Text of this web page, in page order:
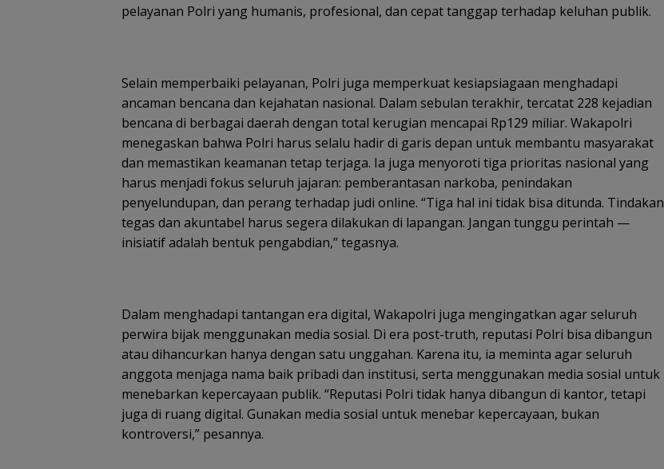
pelayanan Polri yang humanis, profesional, dan cepat tanggap terhadap keluhan publik.
Selain memperbaiki pelayanan, Polri juga memperkuat kesiapsiagaan menghadapi
ancaman bencana dan kejahatan nasional. Dalam sebulan terakhir, tercatat 228 kejadian
bencana di berbagai daerah dengan total kerugian mencapai Rp129 miliar. Wakapolri
menegaskan bahwa Polri harus selalu hadir di garis depan untuk membantu masyarakat
dan memastikan keamanan tetap terjaga. Ia juga menyoroti tiga prioritas nasional yang
harus menjadi fokus seluruh jajaran: pemberantasan narkoba, penindakan
penyelundupan, dan perang terhadap judi online. “Tiga hal ini tidak bisa ditunda. Tindakan
tegas dan akuntabel harus segera dilakukan di lapangan. Jangan tunggu perintah —
inisiatif adalah bentuk pengabdian,” tegasnya.
Dalam menghadapi tantangan era digital, Wakapolri juga mengingatkan agar seluruh
perwira bijak menggunakan media sosial. Di era post-truth, reputasi Polri bisa dibangun
atau dihancurkan hanya dengan satu unggahan. Karena itu, ia meminta agar seluruh
anggota menjaga nama baik pribadi dan institusi, serta menggunakan media sosial untuk
menebarkan kepercayaan publik. “Reputasi Polri tidak hanya dibangun di kantor, tetapi
juga di ruang digital. Gunakan media sosial untuk menebar kepercayaan, bukan
kontroversi,” pesannya.